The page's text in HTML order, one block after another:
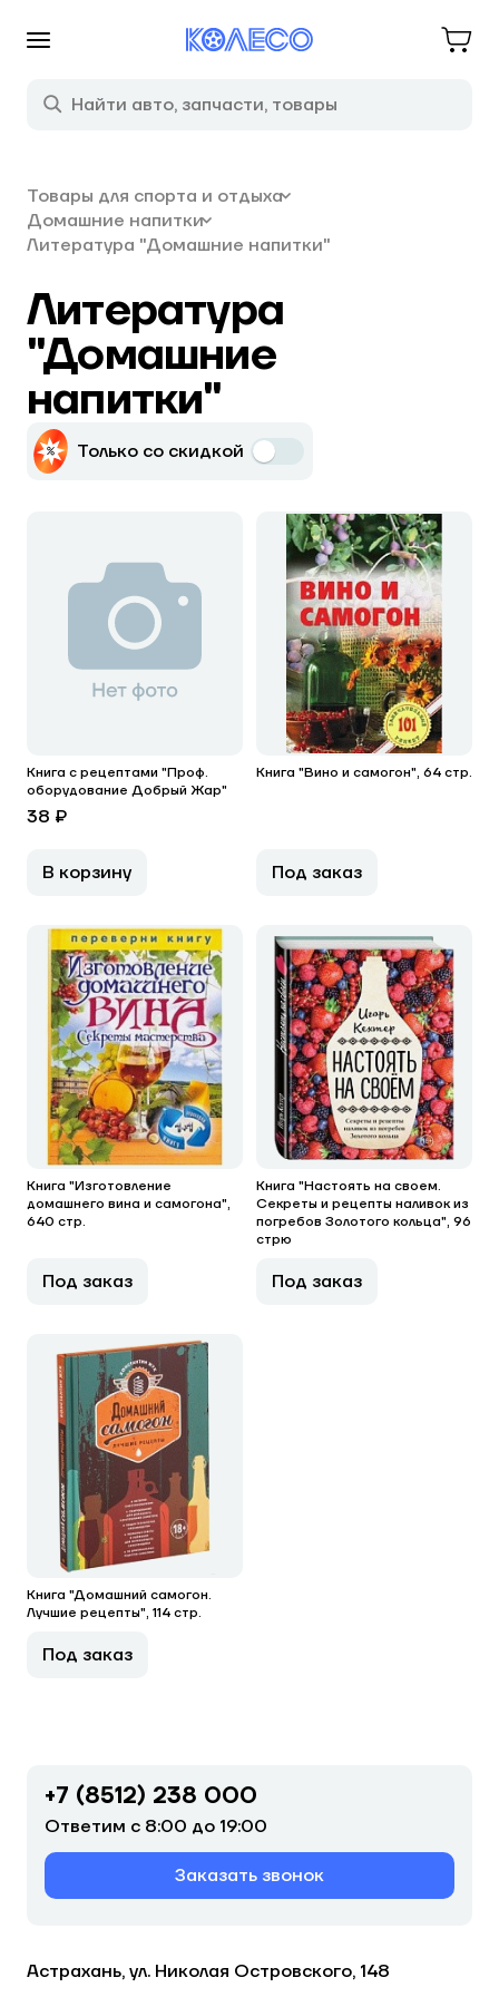
Товары для спорта и отдыха
Домашние напитки
Литература "Домашние напитки"
Литература
"Домашние
напитки"
Только со скидкой
Книга с рецептами "Проф.
оборудование Добрый Жар"
38 ₽
В корзину
Книга "Вино и самогон", 64 стр.
Под заказ
Книга "Изготовление
домашнего вина и самогона",
640 стр.
Под заказ
Книга "Настоять на своем.
Секреты и рецепты наливок из
погребов Золотого кольца", 96
стрю
Под заказ
Книга "Домашний самогон.
Лучшие рецепты", 114 стр.
Под заказ
+7 (8512) 238 000
Ответим с 8:00 до 19:00
Заказать звонок
Астрахань, ул. Николая Островского, 148